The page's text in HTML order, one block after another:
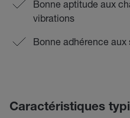
Bonne aptitude aux
vibrations
Bonne adhérence
Caractéristiques